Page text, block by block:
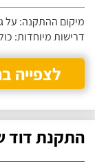
מיקום ההתקנה: על
דרישות מיוחדות:
לצפייה
התקנת דוד